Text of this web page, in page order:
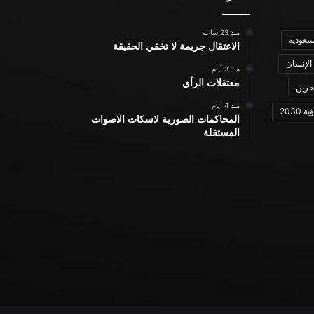
2030
منذ 23 ساعة
الاعتقال جريمة لا تخفي الحقيقة
منذ 3 أيام
معتقلات الرأي
منذ 4 أيام
المحاكمات الصورية لاسكات الاصوات
المستقلة